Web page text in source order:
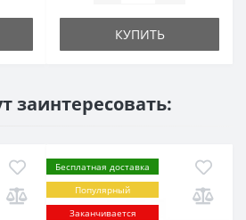
КУПИТЬ
заинтересовать:
Бесплатная доставка
Популярный
Заканчивается